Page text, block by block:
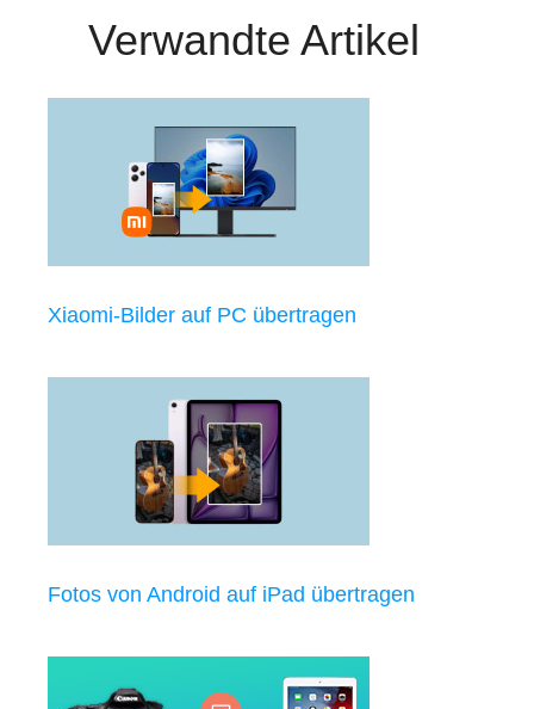
Verwandte Artikel
Xiaomi-Bilder auf PC übertragen
Fotos von Android auf iPad übertragen